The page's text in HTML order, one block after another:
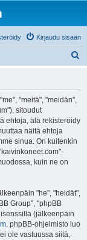
Kirjaudu sisään
"meitä", "meidän",
sitoudut
ehtoja, älä rekisteröidy
näitä ehtoja
sinua. On kuitenkin
kuin ne on
"he", "heidät",
Group", "phpBB
(jälkeenpäin
. phpBB-ohjelmisto luo
ole vastuussa siitä,